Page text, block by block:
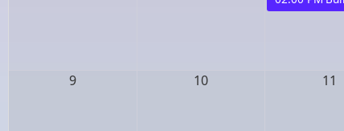
9 10 11